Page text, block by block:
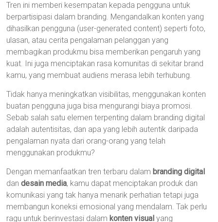
Tren ini memberi kesempatan kepada pengguna untuk
berpartisipasi dalam branding. Mengandalkan konten yang
dihasilkan pengguna (user-generated content) seperti foto,
ulasan, atau cerita pengalaman pelanggan yang
membagikan produkmu bisa memberikan pengaruh yang
kuat. Ini juga menciptakan rasa komunitas di sekitar brand
kamu, yang membuat audiens merasa lebih terhubung.
Tidak hanya meningkatkan visibilitas, menggunakan konten
buatan pengguna juga bisa mengurangi biaya promosi.
Sebab salah satu elemen terpenting dalam branding digital
adalah autentisitas, dan apa yang lebih autentik daripada
pengalaman nyata dari orang-orang yang telah
menggunakan produkmu?
Dengan memanfaatkan tren terbaru dalam branding digital
dandesain media, kamu dapat menciptakan produk dan
komunikasi yang tak hanya menarik perhatian tetapi juga
membangun koneksi emosional yang mendalam. Tak perlu
ragu untuk berinvestasi dalam konten visual yang